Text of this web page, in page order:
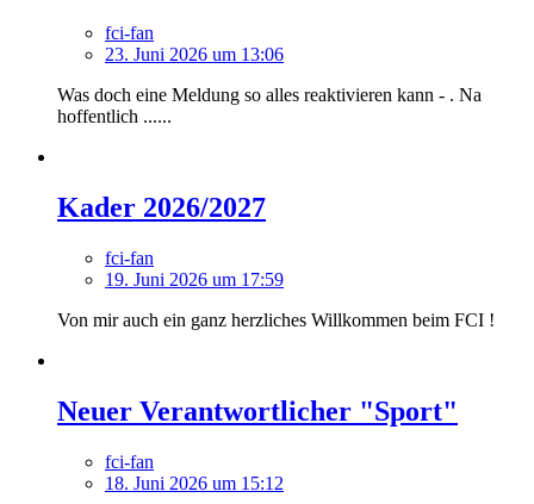
fci-fan
23. Juni 2026 um 13:06
Was doch eine Meldung so alles reaktivieren kann - . Na
hoffentlich ......
Kader 2026/2027
fci-fan
19. Juni 2026 um 17:59
Von mir auch ein ganz herzliches Willkommen beim FCI !
Neuer Verantwortlicher "Sport"
fci-fan
18. Juni 2026 um 15:12